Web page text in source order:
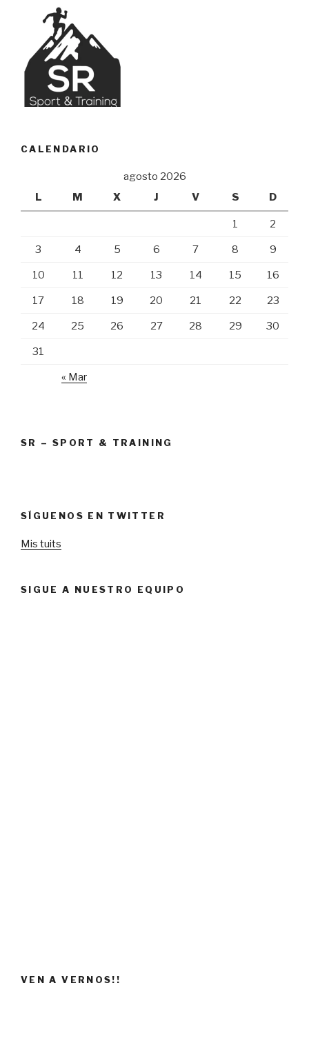
CALENDARIO
agosto 2026
L
M X J V S D
1 2
3 4 5 6 7 8 9
10 11 12 13 14 15 16
17 18 19 20 21 22 23
24 25 26 27 28 29 30
31
« Mar
SR – SPORT & TRAINING
SÍGUENOS EN TWITTER
Mis tuits
SIGUE A NUESTRO EQUIPO
VEN A VERNOS!!